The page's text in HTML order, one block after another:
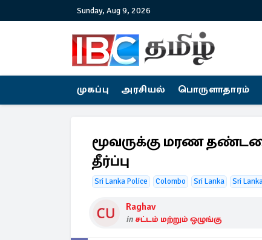
Sunday, Aug 9, 2026
முகப்பு அரசியல் பொருளாதாரம்
மூவருக்கு மரண
தீர்ப்பு
Sri Lanka Police Colombo Sri Lanka Sri
Raghav
in சட்டம் மற்றும் ஒழுங்கு